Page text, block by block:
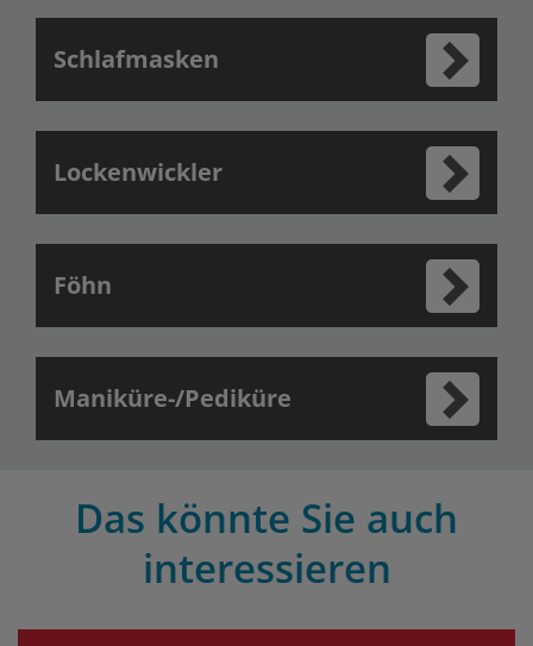
Schlafmasken
Lockenwickler
Föhn
Maniküre-/Pediküre
Das könnte Sie auch
interessieren